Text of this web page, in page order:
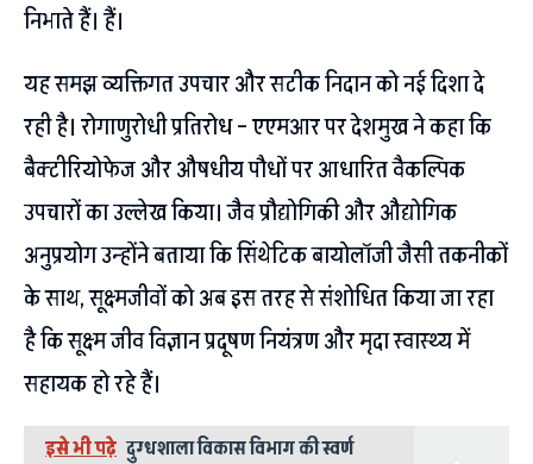
निभाते हैं। हैं।
यह समझ व्यक्तिगत उपचार और सटीक निदान को नई दिशा दे
रही है। रोगाणुरोधी प्रतिरोध – एएमआर पर देशमुख ने कहा कि
बैक्टीरियोफेज और औषधीय पौधों पर आधारित वैकल्पिक
उपचारों का उल्लेख किया। जैव प्रौद्योगिकी और औद्योगिक
अनुप्रयोग उन्होंने बताया कि सिंथेटिक बायोलॉजी जैसी तकनीकों
के साथ, सूक्ष्मजीवों को अब इस तरह से संशोधित किया जा रहा
है कि सूक्ष्म जीव विज्ञान प्रदूषण नियंत्रण और मृदा स्वास्थ्य में
सहायक हो रहे हैं।
इसे भी पढ़े दुग्धशाला विकास विभाग की स्वर्ण